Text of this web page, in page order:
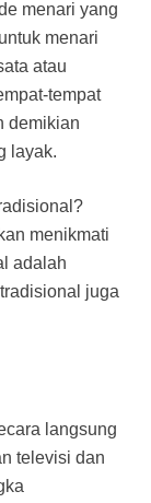
menari yang
menari
atau
tempat
demikian
layak.
menikmati
adalah
juga
langsung
televisi dan